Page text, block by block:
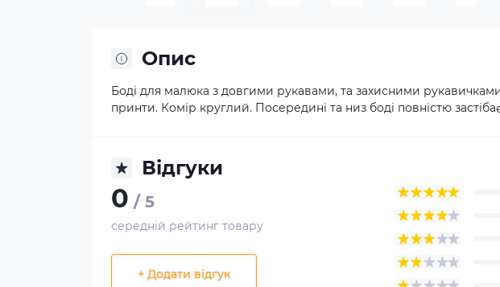
Опис
Боді для малюка з довгими рукавами, та захисними
принти. Комір круглий. Посередині та низ боді повністю
Відгуки
0 / 5
середній рейтинг товару
+ Додати відгук